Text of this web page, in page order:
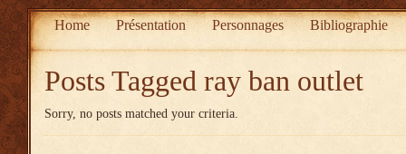
Home Présentation Personnages Bibliographie
Posts Tagged ray ban outlet
Sorry, no posts matched your criteria.